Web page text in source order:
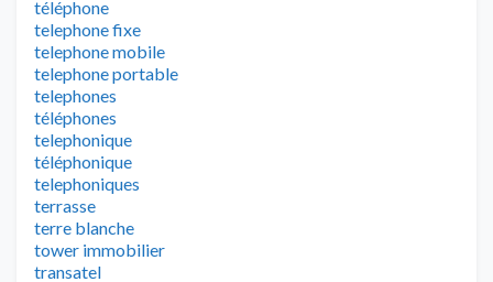
téléphone
telephone fixe
telephone mobile
telephone portable
telephones
téléphones
telephonique
téléphonique
telephoniques
terrasse
terre blanche
tower immobilier
transatel